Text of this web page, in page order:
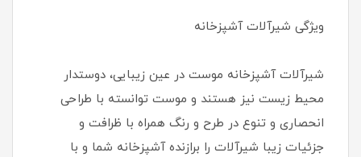
ویژگی شیرآلات آشپزخانه
شیرآلات آشپزخانه موست در عین زیبایی، دوستدار
محیط زیست نیز هستند و موست توانسته با طراحی
انحصاری و تنوع در طرح و رنگ همراه با ظرافت و
جزئیات زیبا شیرآلات را برازنده آشپزخانه شما و با